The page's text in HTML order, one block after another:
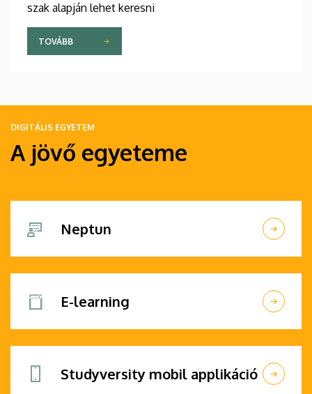
szak alapján lehet keresni
TOVÁBB
DIGITÁLIS EGYETEM
A jövő egyeteme
Neptun
E-learning
Studyversity mobil applikáció